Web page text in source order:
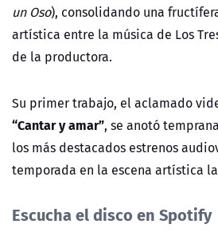
un Oso), consolidando una
artística entre la música de Los
de la productora.
Su primer trabajo, el aclamado
“Cantar y amar”, se anotó
los más destacados estrenos
temporada en la escena artística
Escucha el disco en Spotify